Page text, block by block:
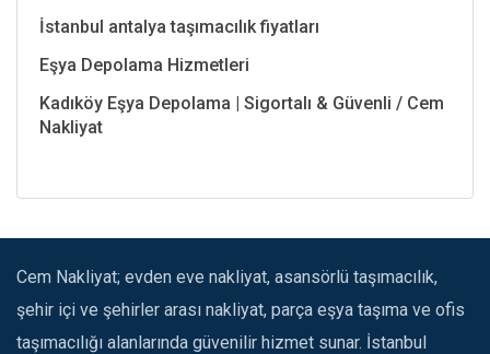
İstanbul antalya taşımacılık fiyatları
Eşya Depolama Hizmetleri
Kadıköy Eşya Depolama | Sigortalı & Güvenli / Cem
Nakliyat
Cem Nakliyat; evden eve nakliyat, asansörlü taşımacılık,
şehir içi ve şehirler arası nakliyat, parça eşya taşıma ve ofis
taşımacılığı alanlarında güvenilir hizmet sunar. İstanbul